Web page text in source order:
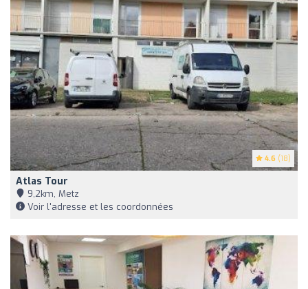
4.6 (18)
Atlas Tour
9,2km, Metz
Voir l'adresse et les coordonnées